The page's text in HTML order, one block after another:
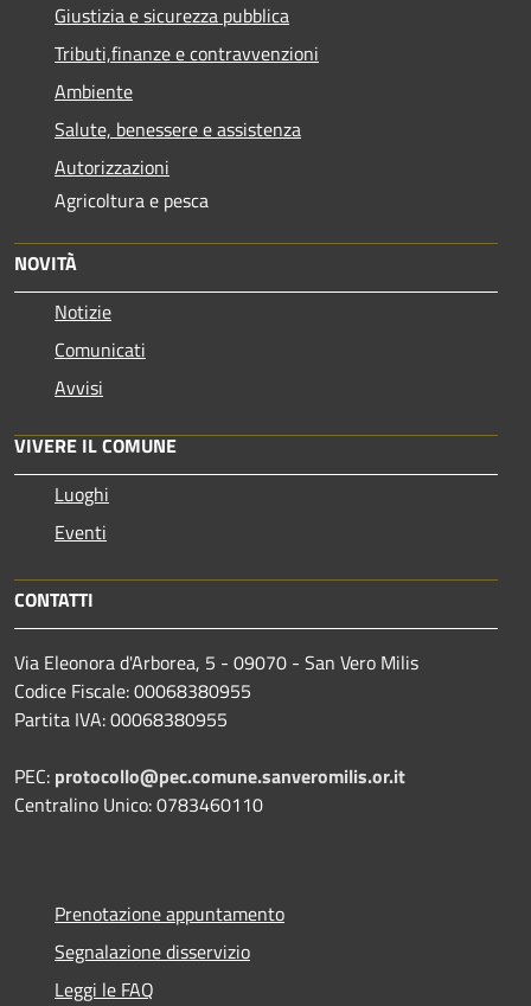
Giustizia e sicurezza pubblica
Tributi,finanze e contravvenzioni
Ambiente
Salute, benessere e assistenza
Autorizzazioni
Agricoltura e pesca
NOVITÀ
Notizie
Comunicati
Avvisi
VIVERE IL COMUNE
Luoghi
Eventi
CONTATTI
Via Eleonora d'Arborea, 5 - 09070 - San Vero Milis
Codice Fiscale: 00068380955
Partita IVA: 00068380955
PEC: protocollo@pec.comune.sanveromilis.or.it
Centralino Unico: 0783460110
Prenotazione appuntamento
Segnalazione disservizio
Leggi le FAQ